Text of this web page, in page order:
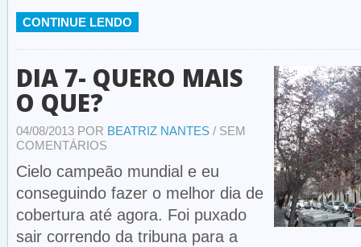
CONTINUE LENDO
DIA 7- QUERO MAIS
O QUE?
04/08/2013 POR BEATRIZ NANTES / SEM
COMENTÁRIOS
Cielo campeão mundial e eu
conseguindo fazer o melhor dia de
cobertura até agora. Foi puxado
sair correndo da tribuna para a